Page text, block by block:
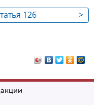
>
126